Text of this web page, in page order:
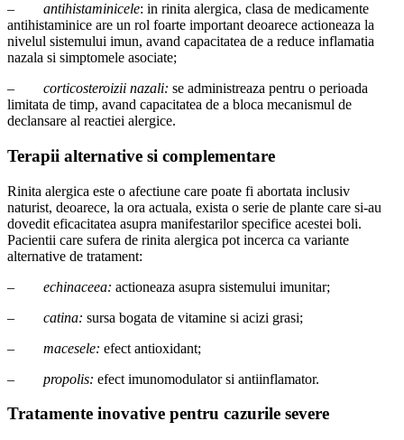
–
antihistaminicele: in rinita alergica, clasa de medicamente
antihistaminice are un rol foarte important deoarece actioneaza la
nivelul sistemului imun, avand capacitatea de a reduce inflamatia
nazala si simptomele asociate;
–
corticosteroizii nazali: se administreaza pentru o perioada
limitata de timp, avand capacitatea de a bloca mecanismul de
declansare al reactiei alergice.
Terapii alternative si complementare
Rinita alergica este o afectiune care poate fi abortata inclusiv
naturist, deoarece, la ora actuala, exista o serie de plante care si-au
dovedit eficacitatea asupra manifestarilor specifice acestei boli.
Pacientii care sufera de rinita alergica pot incerca ca variante
alternative de tratament:
–
echinaceea: actioneaza asupra sistemului imunitar;
–
catina: sursa bogata de vitamine si acizi grasi;
–
macesele: efect antioxidant;
–
propolis: efect imunomodulator si antiinflamator.
Tratamente inovative pentru cazurile severe